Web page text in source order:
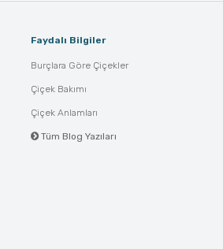
Faydalı Bilgiler
Burçlara Göre Çiçekler
Çiçek Bakımı
Çiçek Anlamları
Tüm Blog Yazıları